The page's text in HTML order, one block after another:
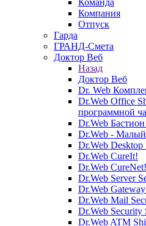
Команда
Компания
Отпуск
Гарда
ГРАНД-Смета
Доктор Веб
Назад
Доктор Веб
Dr. Web
Dr.Web Office
программной
Dr.Web
Dr.Web - Малый
Dr.Web Desktop
Dr.Web CureIt!
Dr.Web CureNet!
Dr.Web Server
Dr.Web
Dr.Web Mail
Dr.Web Security
Dr.Web ATM